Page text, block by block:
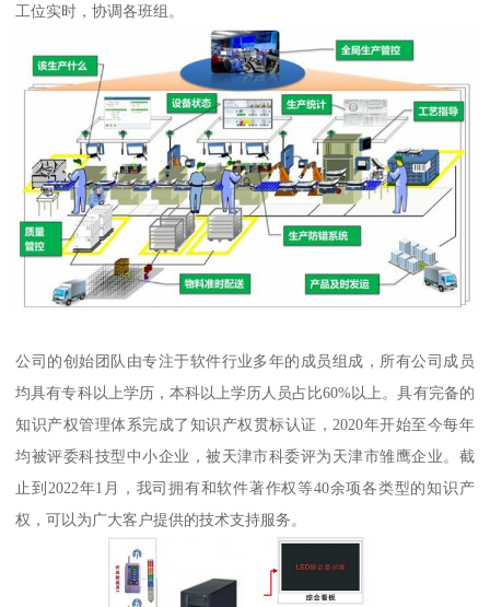
工位实时，协调各班组。
公司的创始团队由专注于软件行业多年的成员组成，所有公司成员
均具有专科以上学历，本科以上学历人员占比60%以上。具有完备的
知识产权管理体系完成了知识产权贯标认证，2020年开始至今每年
均被评委科技型中小企业，被天津市科委评为天津市雏鹰企业。截
止到2022年1月，我司拥有和软件著作权等40余项各类型的知识产
权，可以为广大客户提供的技术支持服务。